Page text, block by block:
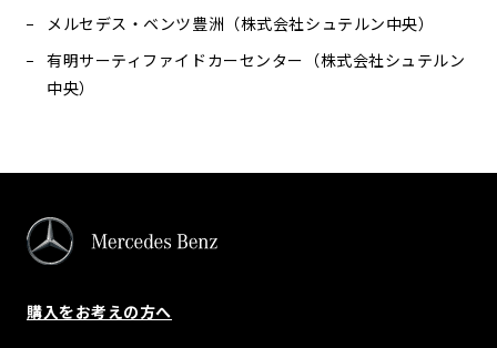
メルセデス・ベンツ豊洲（株式会社シュテルン中央）
有明サーティファイドカーセンター（株式会社シュテルン
中央）
購入をお考えの方へ